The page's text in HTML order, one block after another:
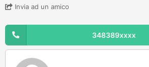
Invia ad un amico
348389xxxx